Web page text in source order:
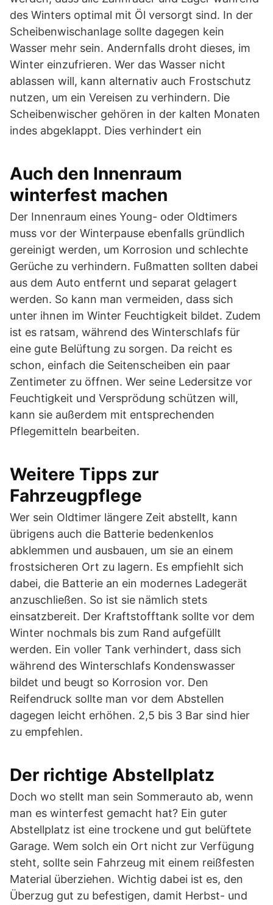
des Winters optimal mit Öl versorgt sind. In der
Scheibenwischanlage sollte dagegen kein
Wasser mehr sein. Andernfalls droht dieses, im
Winter einzufrieren. Wer das Wasser nicht
ablassen will, kann alternativ auch Frostschutz
nutzen, um ein Vereisen zu verhindern. Die
Scheibenwischer gehören in der kalten Monaten
indes abgeklappt. Dies verhindert ein
Auch den Innenraum
winterfest machen
Der Innenraum eines Young- oder Oldtimers
muss vor der Winterpause ebenfalls gründlich
gereinigt werden, um Korrosion und schlechte
Gerüche zu verhindern. Fußmatten sollten dabei
aus dem Auto entfernt und separat gelagert
werden. So kann man vermeiden, dass sich
unter ihnen im Winter Feuchtigkeit bildet. Zudem
ist es ratsam, während des Winterschlafs für
eine gute Belüftung zu sorgen. Da reicht es
schon, einfach die Seitenscheiben ein paar
Zentimeter zu öffnen. Wer seine Ledersitze vor
Feuchtigkeit und Versprödung schützen will,
kann sie außerdem mit entsprechenden
Pflegemitteln bearbeiten.
Weitere Tipps zur
Fahrzeugpflege
Wer sein Oldtimer längere Zeit abstellt, kann
übrigens auch die Batterie bedenkenlos
abklemmen und ausbauen, um sie an einem
frostsicheren Ort zu lagern. Es empfiehlt sich
dabei, die Batterie an ein modernes Ladegerät
anzuschließen. So ist sie nämlich stets
einsatzbereit. Der Kraftstofftank sollte vor dem
Winter nochmals bis zum Rand aufgefüllt
werden. Ein voller Tank verhindert, dass sich
während des Winterschlafs Kondenswasser
bildet und beugt so Korrosion vor. Den
Reifendruck sollte man vor dem Abstellen
dagegen leicht erhöhen. 2,5 bis 3 Bar sind hier
zu empfehlen.
Der richtige Abstellplatz
Doch wo stellt man sein Sommerauto ab, wenn
man es winterfest gemacht hat? Ein guter
Abstellplatz ist eine trockene und gut belüftete
Garage. Wem solch ein Ort nicht zur Verfügung
steht, sollte sein Fahrzeug mit einem reißfesten
Material überziehen. Wichtig dabei ist es, den
Überzug gut zu befestigen, damit Herbst- und